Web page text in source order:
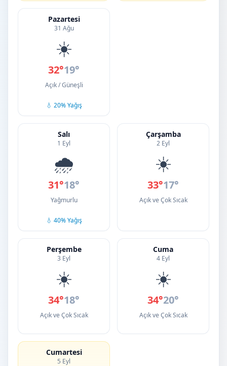
Pazartesi
31 Ağu
☀️
32°19°
Açık / Güneşli
💧 20% Yağış
Salı
1 Eyl
🌧️
31°18°
Yağmurlu
💧 40% Yağış
Çarşamba
2 Eyl
☀️
33°17°
Açık ve Çok Sıcak
Perşembe
3 Eyl
☀️
34°18°
Açık ve Çok Sıcak
Cuma
4 Eyl
☀️
34°20°
Açık ve Çok Sıcak
Cumartesi
5 Eyl